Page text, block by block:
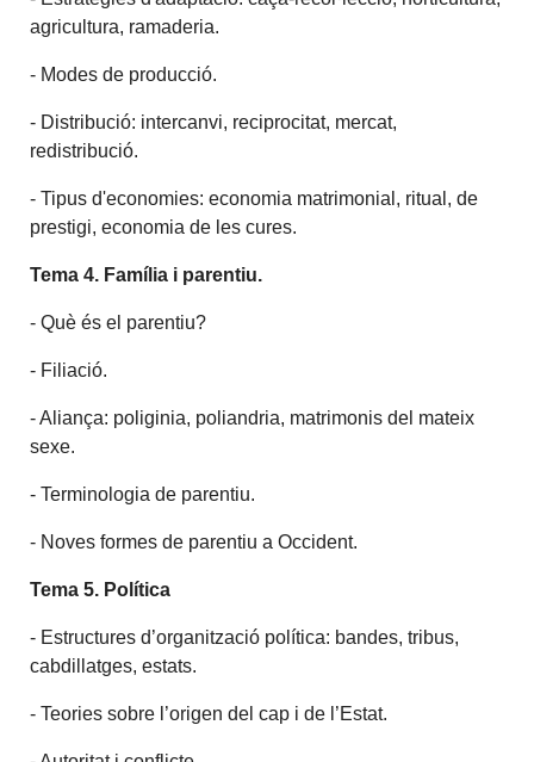
agricultura, ramaderia.
- Modes de producció.
- Distribució: intercanvi, reciprocitat, mercat,
redistribució.
- Tipus d'economies: economia matrimonial, ritual, de
prestigi, economia de les cures.
Tema 4. Família i parentiu.
- Què és el parentiu?
- Filiació.
- Aliança: poliginia, poliandria, matrimonis del mateix
sexe.
- Terminologia de parentiu.
- Noves formes de parentiu a Occident.
Tema 5. Política
- Estructures d’organització política: bandes, tribus,
cabdillatges, estats.
- Teories sobre l’origen del cap i de l’Estat.